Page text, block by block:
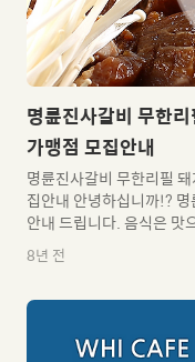
명륜진사갈비 무한
가맹점 모집안내
명륜진사갈비 무한리필
집안내 안녕하십니까!?
안내 드립니다. 음식은 맛
료, 맛, 분위기까지 사람을
좋은 외식문화"를 제공하
전략을 만들어 갈 뿐만 아
임없는 변화와 전진을
기 등 브랜드 인지도를
8년 전